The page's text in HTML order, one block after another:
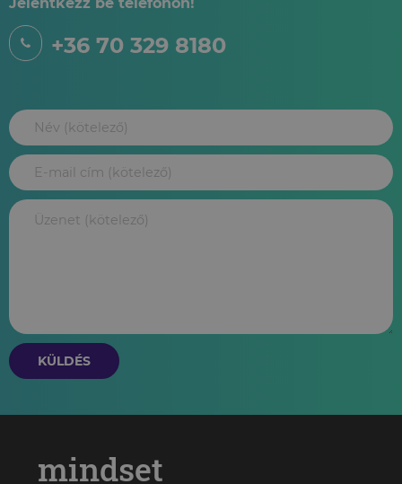
+36 70 329 8180
KÜLDÉS
mindset